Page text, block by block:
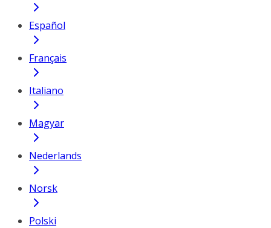
Español
Français
Italiano
Magyar
Nederlands
Norsk
Polski